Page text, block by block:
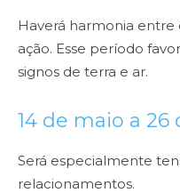
Haverá harmonia entre
ação. Esse período
signos de terra e ar.
14 de maio a 26
Será especialmente
relacionamentos.